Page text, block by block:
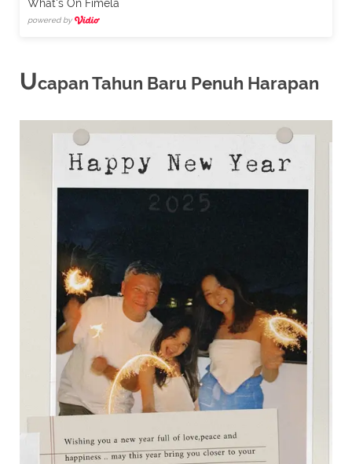
What's On Fimela
powered by
Ucapan Tahun Baru Penuh Harapan